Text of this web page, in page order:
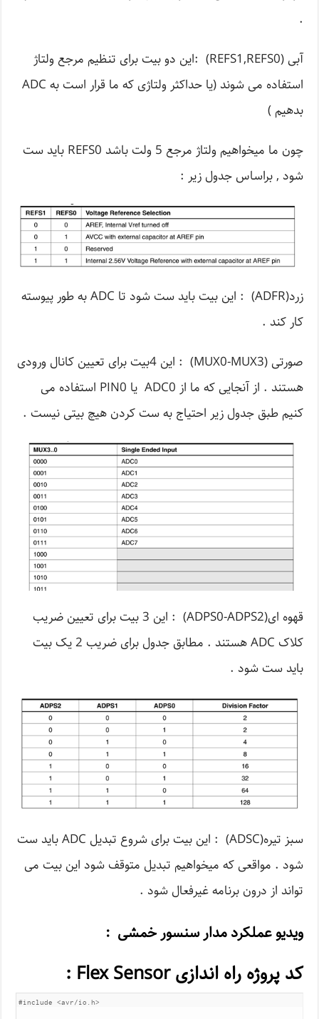
.
آبی (REFS1,REFS0) :این دو بیت برای تنظیم مرجع ولتاژ
استفاده می شوند (یا حداکثر ولتاژی که ما قرار است به ADC
بدهیم )
چون ما میخواهیم ولتاژ مرجع 5 ولت باشد REFS0 باید ست
شود , براساس جدول زیر :
زرد(ADFR) : این بیت باید ست شود تا ADC به طور پیوسته
کار کند .
صورتی (MUX0-MUX3) : این 4بیت برای تعیین کانال ورودی
هستند . از آنجایی که ما از ADC0 یا PIN0 استفاده می
کنیم طبق جدول زیر احتیاج به ست کردن هیچ بیتی نیست .
قهوه ای(ADPS0-ADPS2) : این 3 بیت برای تعیین ضریب
کلاک ADC هستند . مطابق جدول برای ضریب 2 یک بیت
باید ست شود .
سبز تیره(ADSC) : این بیت برای شروع تبدیل ADC باید ست
شود . مواقعی که میخواهیم تبدیل متوقف شود این بیت می
تواند از درون برنامه غیرفعال شود .
ویدیو عملکرد مدار سنسور خمشی :
کد پروژه راه اندازی Flex Sensor :
#include <avr/io.h>